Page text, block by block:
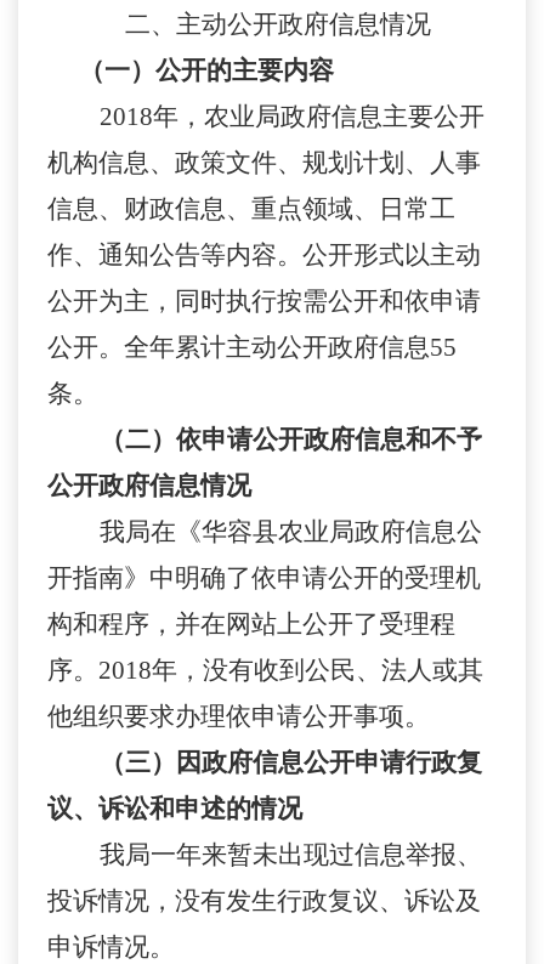
二、主动公开政府信息情况
（一）公开的主要内容
2018年，农业局政府信息主要公开
机构信息、政策文件、规划计划、人事
信息、财政信息、重点领域、日常工
作、通知公告等内容。公开形式以主动
公开为主，同时执行按需公开和依申请
公开。 全年累计主动公开政府信息55
条。
（二） 依申请公开政府信息和不予
公开政府信息情况
我局在 《华容县农业局政府信息公
开指南》中明确了依申请公开的受理机
构和程序，并在网站上公开了受理程
序。 2018年 ，没有收到公民、法人或其
他组织要求办理依申请公开事项。
（三）因政府信息公开申请行政复
议、诉讼和申述的情况
我局一年来暂未出现过信息举报、
投诉情况，没有发生行政复议、诉讼及
申诉情况。